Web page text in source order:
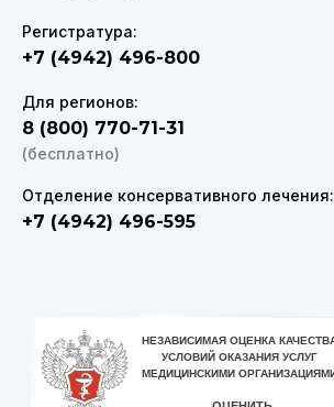
Регистратура:
+7 (4942) 496-800
Для регионов:
8 (800) 770-71-31
(бесплатно)
Отделение консервативного лечения:
+7 (4942) 496-595